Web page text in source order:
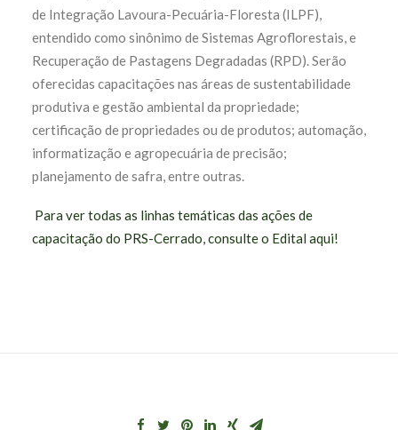
de Integração Lavoura-Pecuária-Floresta (ILPF),
entendido como sinônimo de Sistemas Agroflorestais, e
Recuperação de Pastagens Degradadas (RPD). Serão
oferecidas capacitações nas áreas de sustentabilidade
produtiva e gestão ambiental da propriedade;
certificação de propriedades ou de produtos; automação,
informatização e agropecuária de precisão;
planejamento de safra, entre outras.
Para ver todas as linhas temáticas das ações de
capacitação do PRS-Cerrado, consulte o Edital aqui!